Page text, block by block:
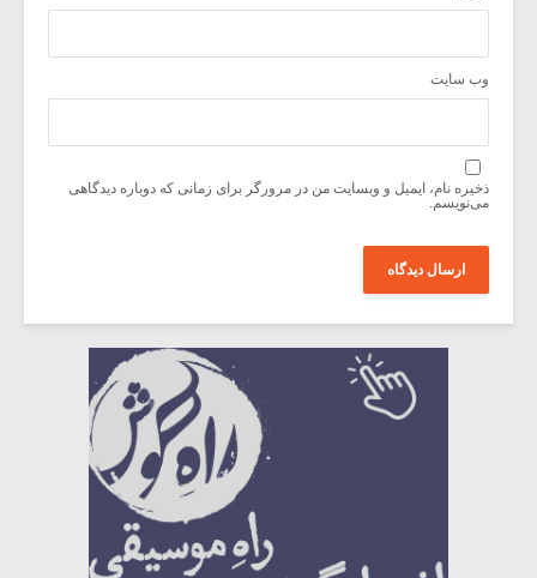
وب‌ سایت
ذخیره نام، ایمیل و وبسایت من در مرورگر برای زمانی که دوباره دیدگاهی
می‌نویسم.